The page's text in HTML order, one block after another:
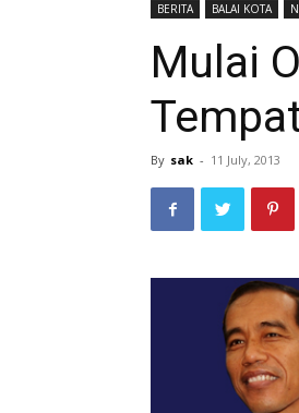
BERITA BALAI KOTA
Mulai
By sak - 11 July, 2013